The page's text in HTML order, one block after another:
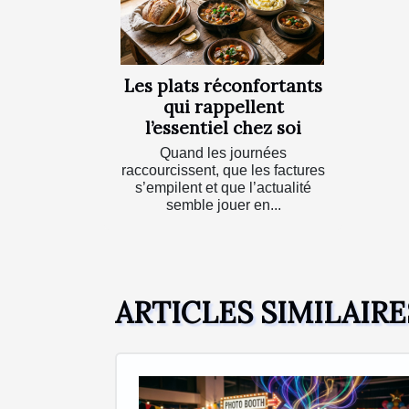
Les plats réconfortants
qui rappellent
l’essentiel chez soi
Quand les journées
raccourcissent, que les factures
s’empilent et que l’actualité
semble jouer en...
ARTICLES